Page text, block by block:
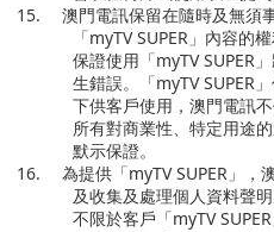
15.
澳門電訊保留在隨時及無須
「myTV SUPER 」內容的
保證使用「myTV SUPER
生錯誤。「myTV SUPER
下供客戶使用，澳門電訊
所有對商業性、特定用途
默示保證。
16.
為提供「myTV SUPER 」，
及收集及處理個人資料聲
不限於客戶「myTV SUPER